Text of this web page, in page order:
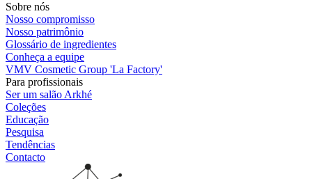
Sobre nós
Nosso compromisso
Nosso patrimônio
Glossário de ingredientes
Conheça a equipe
VMV Cosmetic Group 'La Factory'
Para profissionais
Ser um salão Arkhé
Coleções
Educação
Pesquisa
Tendências
Contacto